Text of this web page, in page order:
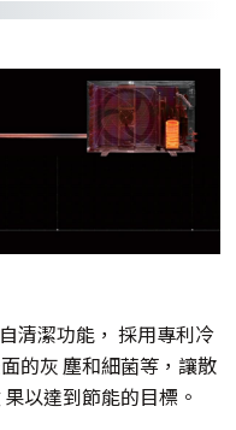
清潔功能， 採用專利冷
的灰 塵和細菌等，讓散
以達到節能的目標。